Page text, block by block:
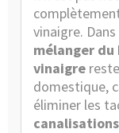
vinaigre.
mélanger
vinaigre
domestique,
éliminer les
canalisations